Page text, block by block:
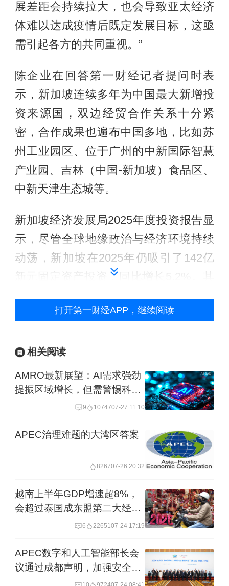
展差距会持续拉大，也会导致亚太经济
体难以达成疫情后既定发展目标，这亟
需引起各方的共同重视。”
陈企业在回答第一财经记者提问时表
示，新加坡连续多年为中国最大新增投
资来源国，双边经贸合作关系十分紧
密，合作成果也遍布中国多地，比如苏
州工业园区、位于广州的中新国际智慧
产业园、吉林（中国-新加坡）食品区、
中新天津生态城等。
新加坡经济发展局2025年度投资报告显
示，尽管全球地缘政治与经济环境持续
动荡，新加坡在2025年仍吸引了142亿
新元固定资产投资，同比增长5.2%。其
2024年的仅2.5%升至20.6%，首次超越
次于欧洲整体。
陈企业对第一财经记者表示，人工智能
已成为中新合作的亮眼领域，不过双方
拥有海量的人工智能研发专业人才，研
发实力雄厚，新加坡在人工智能研发实
加坡人工智能场景应用实力强劲。
陈企业表示，未来中国与新加坡可以联
手重点发力人工智能落地应用，一起向
东盟国家推广普及人工智能的应用技
打开第一财经APP，继续阅读
相关阅读
AMRO最新展望：AI需求强劲
提振区域增长，但需警惕科技
周期与中东风险9 1074707-27 11:10
APEC治理难题的大湾区答案
826707-26 20:32
越南上半年GDP增速超8%，
会超过泰国成东盟第二大经济
6 2265107-24 17:19
APEC数字和人工智能部长会
议通过成都声明，加强安全治